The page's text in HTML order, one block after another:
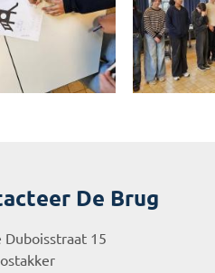
De Brug
Duboisstraat 15